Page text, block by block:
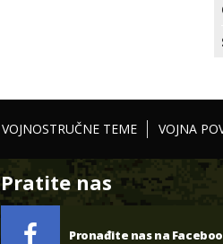
VOJNOSTRUČNE TEME VOJNA
Pratite nas
Pronađite nas na